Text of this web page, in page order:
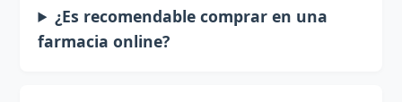
¿Es recomendable comprar en una
farmacia online?